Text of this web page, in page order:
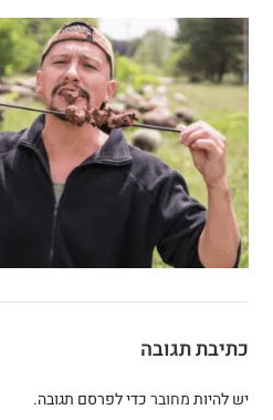
כתיבת תגובה
יש להיותמחוברכדי לפרסם תגובה.